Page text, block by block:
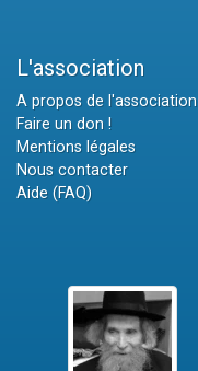
L'association
A propos de l'association
Faire un don !
Mentions légales
Nous contacter
Aide (FAQ)